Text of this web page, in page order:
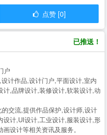
点赞 [0]
已推送！
户
计作品,设计门户,平面设计,室内
,品牌设计,装修设计,软装设计,动
交流,提供作品保护,设计师,设计
计,UI设计,工业设计,服装设计,形
设计等相关资讯及服务。